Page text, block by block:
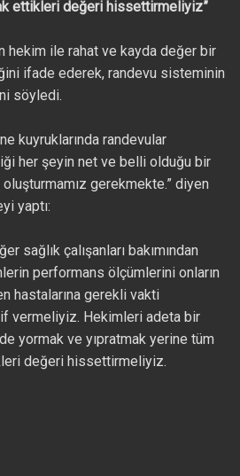
ettikleri değeri hissettirmeliyiz”
hekim ile rahat ve kayda değer bir
ifade ederek, randevu sisteminin
söyledi.
kuyruklarında randevular
her şeyin net ve belli olduğu bir
gerekmekte.” diyen
yaptı:
sağlık çalışanları bakımından
performans ölçümlerini onların
hastalarına gerekli vakti
vermeliyiz. Hekimleri adeta bir
yormak ve yıpratmak yerine tüm
değeri hissettirmeliyiz.